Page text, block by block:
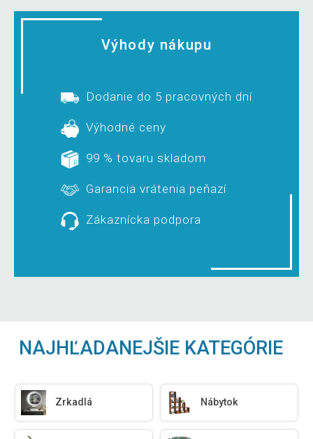
Výhody nákupu
Dodanie do 5 pracovných dní
Výhodné ceny
99 % tovaru skladom
Garancia vrátenia peňazí
Zákaznícka podpora
NAJHĽADANEJŠIE KATEGÓRIE
Zrkadlá Nábytok